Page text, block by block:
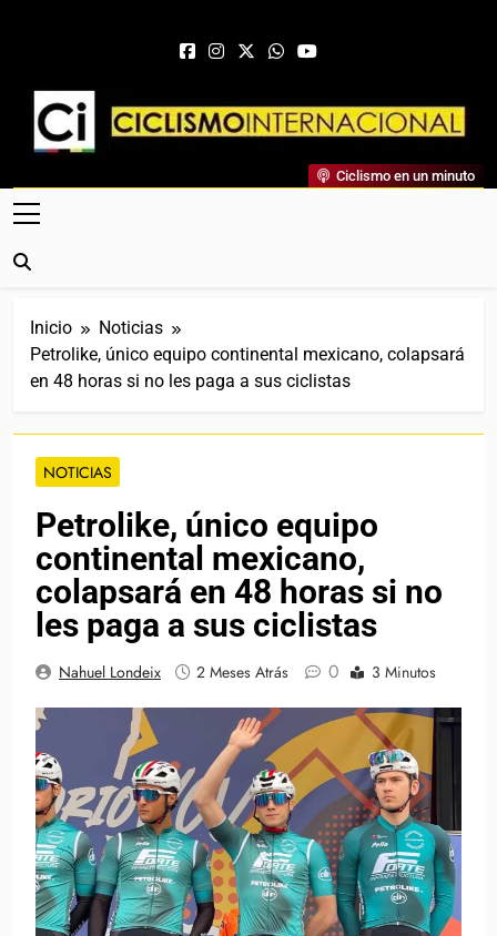
Ciclismo Internacional
Web Dedicada Al Ciclismo Mundial. Entrevistas, Análisis,
Crónicas, Previas Y Más. La Web Ciclista De Referencia.
Ciclismo en un minuto
Inicio
Noticias
Petrolike, único equipo continental mexicano, colapsará
en 48 horas si no les paga a sus ciclistas
NOTICIAS
Petrolike, único equipo
continental mexicano,
colapsará en 48 horas si no
les paga a sus ciclistas
Nahuel Londeix 2 Meses Atrás 0 3 Minutos